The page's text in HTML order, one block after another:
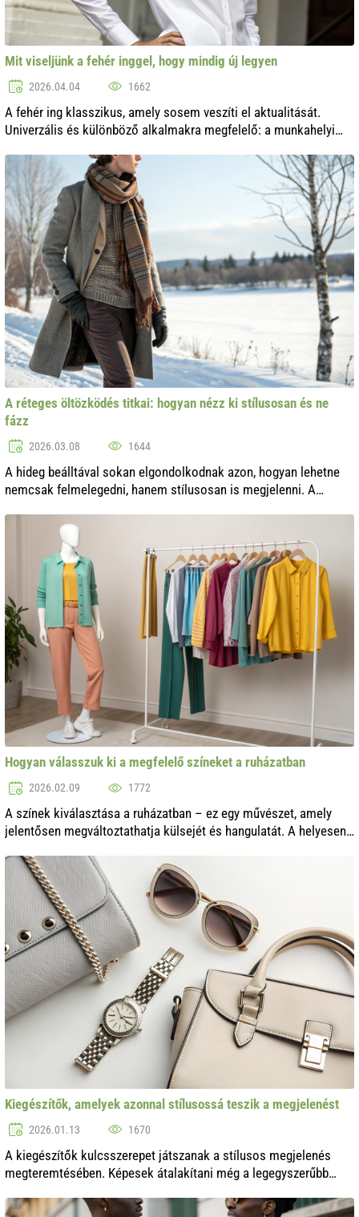
Mit viseljünk a fehér inggel, hogy mindig új legyen
2026.04.04 1662
A fehér ing klasszikus, amely sosem veszíti el aktualitását.
Univerzális és különböző alkalmakra megfelelő: a munkahelyi
elkerüljük az egységess...
A réteges öltözködés titkai: hogyan nézz ki stílusosan és ne
fázz
2026.03.08 1644
A hideg beálltával sokan elgondolkodnak azon, hogyan lehetne
nemcsak felmelegedni, hanem stílusosan is megjelenni. A
lehetőséget kínál a kr...
Hogyan válasszuk ki a megfelelő színeket a ruházatban
2026.02.09 1772
A színek kiválasztása a ruházatban – ez egy művészet, amely
jelentősen megváltoztathatja külsejét és hangulatát. A helyesen
harmonikus me...
Kiegészítők, amelyek azonnal stílusossá teszik a megjelenést
2026.01.13 1670
A kiegészítők kulcsszerepet játszanak a stílusos megjelenés
megteremtésében. Képesek átalakítani még a legegyszerűbb
cikkben különféle kie...